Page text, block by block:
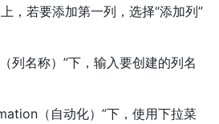
，若要添加第一列，选择“添加列”
列名称）”下，输入要创建的列名
（自动化）”下，使用下拉菜